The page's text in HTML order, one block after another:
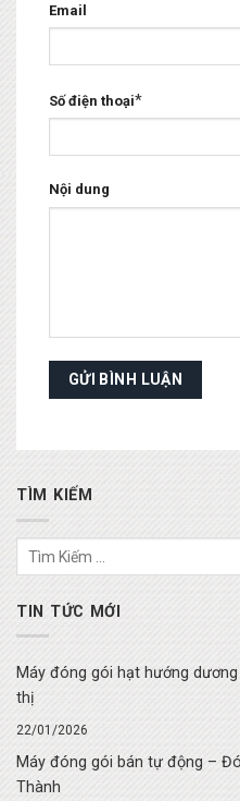
Email
Số điện thoại*
Nội dung
TÌM KIẾM
TIN TỨC MỚI
Máy đóng gói hạt hướng
thị
22/01/2026
Máy đóng gói bán tự động –
Thành